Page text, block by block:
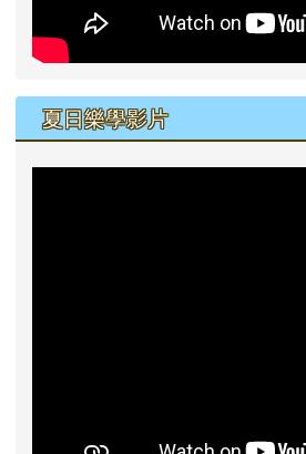
夏日樂學影片